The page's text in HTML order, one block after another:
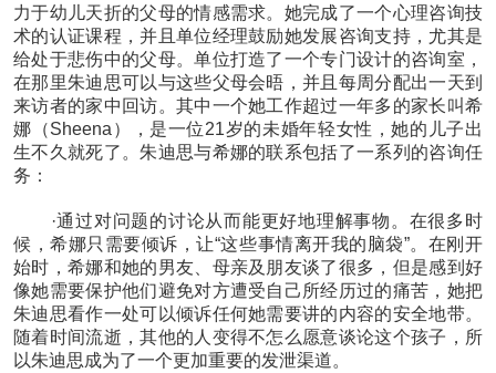
力于幼儿天折的父母的情感需求。她完成了一个心理咨询技
术的认证课程，并且单位经理鼓励她发展咨询支持，尤其是
给处于悲伤中的父母。单位打造了一个专门设计的咨询室，
在那里朱迪思可以与这些父母会晤，并且每周分配出一天到
来访者的家中回访。其中一个她工作超过一年多的家长叫希
娜（Sheena），是一位21岁的未婚年轻女性，她的儿子出
生不久就死了。朱迪思与希娜的联系包括了一系列的咨询任
务：
·通过对问题的讨论从而能更好地理解事物。在很多时
候，希娜只需要倾诉，让“这些事情离开我的脑袋”。在刚开
始时，希娜和她的男友、母亲及朋友谈了很多，但是感到好
像她需要保护他们避免对方遭受自己所经历过的痛苦，她把
朱迪思看作一处可以倾诉任何她需要讲的内容的安全地带。
随着时间流逝，其他的人变得不怎么愿意谈论这个孩子，所
以朱迪思成为了一个更加重要的发泄渠道。